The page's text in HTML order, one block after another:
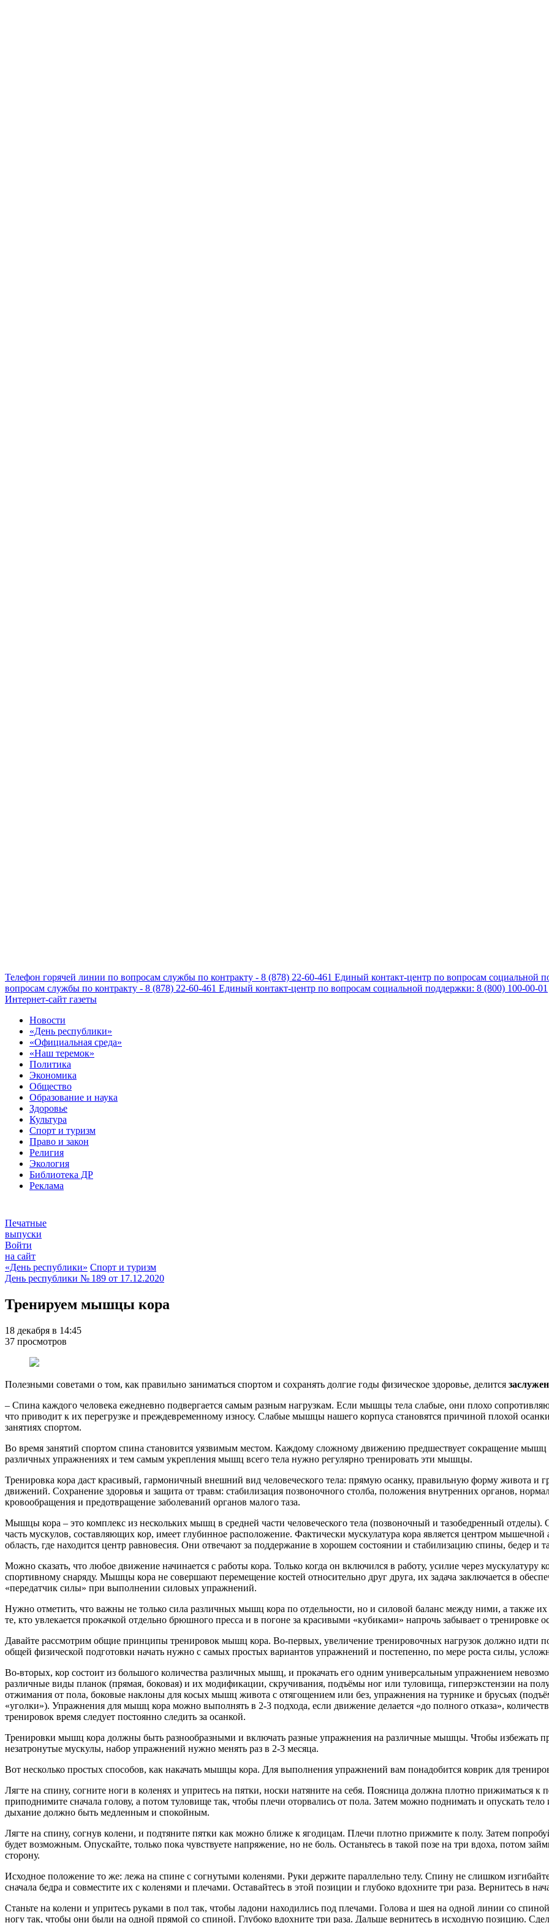
Телефон горячей линии по вопросам службы по контракту - 8 (878) 22-60-461 Единый контакт-центр по вопросам социальной
вопросам службы по контракту - 8 (878) 22-60-461 Единый контакт-центр по вопросам социальной поддержки: 8 (800) 100-00-01
Интернет-сайт газеты
Новости
«День республики»
«Официальная среда»
«Наш теремок»
Политика
Экономика
Общество
Образование и наука
Здоровье
Культура
Спорт и туризм
Право и закон
Религия
Экология
Библиотека ДР
Реклама
Печатные
выпуски
Войти
на сайт
«День республики» Спорт и туризм
День республики № 189 от 17.12.2020
Тренируем мышцы кора
18 декабря в 14:45
37 просмотров
Полезными советами о том, как правильно заниматься спортом и сохранять долгие годы физическое здоровье, делится
– Спина каждого человека ежедневно подвергается самым разным нагрузкам. Если мышцы тела слабые, они плохо
что приводит к их перегрузке и преждевременному износу. Слабые мышцы нашего корпуса становятся причиной плохой
занятиях спортом.
Во время занятий спортом спина становится уязвимым местом. Каждому сложному движению предшествует сокращение мышц
различных упражнениях и тем самым укрепления мышц всего тела нужно регулярно тренировать эти мышцы.
Тренировка кора даст красивый, гармоничный внешний вид человеческого тела: прямую осанку, правильную форму живота и
движений. Сохранение здоровья и защита от травм: стабилизация позвоночного столба, положения внутренних органов,
кровообращения и предотвращение заболеваний органов малого таза.
Мышцы кора – это комплекс из нескольких мышц в средней части человеческого тела (позвоночный и тазобедренный
часть мускулов, составляющих кор, имеет глубинное расположение. Фактически мускулатура кора является центром
область, где находится центр равновесия. Они отвечают за поддержание в хорошем состоянии и стабилизацию спины, бедер и
Можно сказать, что любое движение начинается с работы кора. Только когда он включился в работу, усилие через мускулатуру
спортивному снаряду. Мышцы кора не совершают перемещение костей относительно друг друга, их задача заключается в
«передатчик силы» при выполнении силовых упражнений.
Нужно отметить, что важны не только сила различных мышц кора по отдельности, но и силовой баланс между ними, а также
те, кто увлекается прокачкой отдельно брюшного пресса и в погоне за красивыми «кубиками» напрочь забывает о тренировке
Давайте рассмотрим общие принципы тренировок мышц кора. Во-первых, увеличение тренировочных нагрузок должно идти
общей физической подготовки начать нужно с самых простых вариантов упражнений и постепенно, по мере роста силы,
Во-вторых, кор состоит из большого количества различных мышц, и прокачать его одним универсальным упражнением
различные виды планок (прямая, боковая) и их модификации, скручивания, подъёмы ног или туловища, гиперэкстензии на
отжимания от пола, боковые наклоны для косых мышц живота с отягощением или без, упражнения на турнике и брусьях
«уголки»). Упражнения для мышц кора можно выполнять в 2-3 подхода, если движение делается «до полного отказа»,
тренировок время следует постоянно следить за осанкой.
Тренировки мышц кора должны быть разнообразными и включать разные упражнения на различные мышцы. Чтобы избежать
незатронутые мускулы, набор упражнений нужно менять раз в 2-3 месяца.
Вот несколько простых способов, как накачать мышцы кора. Для выполнения упражнений вам понадобится коврик для
Лягте на спину, согните ноги в коленях и упритесь на пятки, носки натяните на себя. Поясница должна плотно прижиматься
приподнимите сначала голову, а потом туловище так, чтобы плечи оторвались от пола. Затем можно поднимать и опускать
дыхание должно быть медленным и спокойным.
Лягте на спину, согнув колени, и подтяните пятки как можно ближе к ягодицам. Плечи плотно прижмите к полу. Затем
будет возможным. Опускайте, только пока чувствуете напряжение, но не боль. Останьтесь в такой позе на три вдоха, потом
сторону.
Исходное положение то же: лежа на спине с согнутыми коленями. Руки держите параллельно телу. Спину не слишком
сначала бедра и совместите их с коленями и плечами. Оставайтесь в этой позиции и глубоко вдохните три раза. Вернитесь в
Станьте на колени и упритесь руками в пол так, чтобы ладони находились под плечами. Голова и шея на одной линии со
ногу так, чтобы они были на одной прямой со спиной. Глубоко вдохните три раза. Дальше вернитесь в исходную позицию.